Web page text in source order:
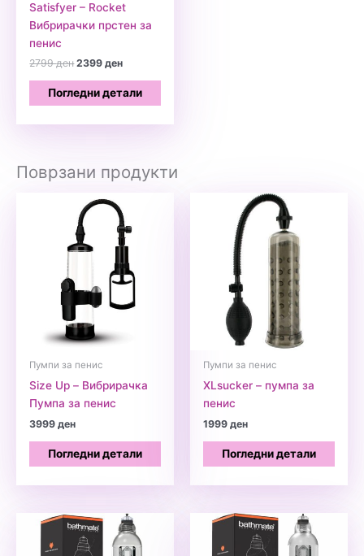
Satisfyer – Rocket
Вибрирачки прстен за
пенис
2799денOriginal
was:
2799 ден.
2399денCurrent
is:
Погледни детали
Поврзани продукти
Пумпи за пенис
Size Up – Вибрирачка
Пумпа за пенис
3999ден
Погледни детали
Пумпи за пенис
XLsucker – пумпа за
пенис
1999ден
Погледни детали